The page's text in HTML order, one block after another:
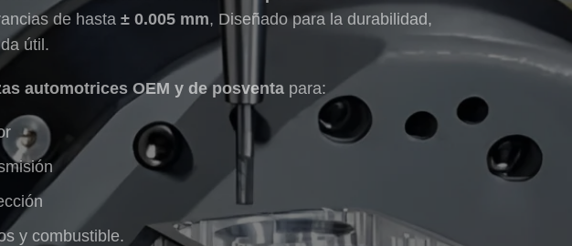
de hasta ± 0.005 mm, Diseñado para la durabilidad,
útil.
automotrices OEM y de posventa para:
y combustible.